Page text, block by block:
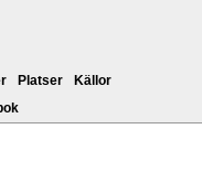
Platser
Källor